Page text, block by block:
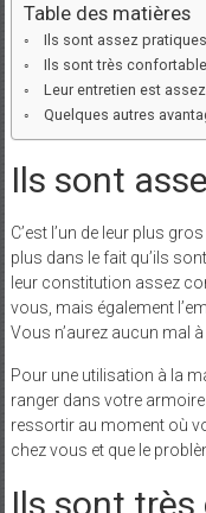
Table des matières
Ils sont assez pratiques
Ils sont très
Leur entretien est
Quelques autres
Ils sont
C’est l’un de leur plus
plus dans le fait qu’ils
leur constitution assez
vous, mais également
Vous n’aurez aucun mal
Pour une utilisation à la
ranger dans votre
ressortir au moment où
chez vous et que le
Ils sont